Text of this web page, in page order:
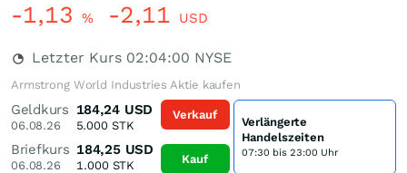
-1,13 % -2,11 USD
Letzter Kurs 02:04:00 NYSE
Armstrong World Industries Aktie kaufen
Geldkurs
06.08.26
184,24 USD
5.000STK
Briefkurs
06.08.26
184,25 USD
1.000STK
Verkauf
Kauf
Verlängerte
Handelszeiten
07:30 bis 23:00 Uhr